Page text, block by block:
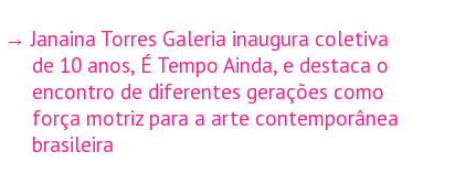
Janaina Torres Galeria inaugura coletiva
de 10 anos, É Tempo Ainda, e destaca o
encontro de diferentes gerações como
força motriz para a arte contemporânea
brasileira